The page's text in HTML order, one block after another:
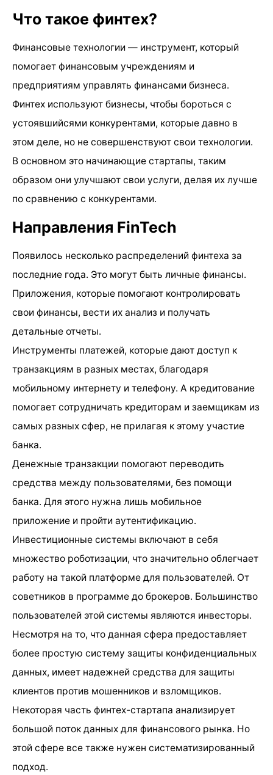
Что такое финтех?
Финансовые технологии — инструмент, который
помогает финансовым учреждениям и
предприятиям управлять финансами бизнеса.
Финтех используют бизнесы, чтобы бороться с
устоявшийсями конкурентами, которые давно в
этом деле, но не совершенствуют свои технологии.
В основном это начинающие стартапы, таким
образом они улучшают свои услуги, делая их лучше
по сравнению с конкурентами.
Направления FinTech
Появилось несколько распределений финтеха за
последние года. Это могут быть личные финансы.
Приложения, которые помогают контролировать
свои финансы, вести их анализ и получать
детальные отчеты.
Инструменты платежей, которые дают доступ к
транзакциям в разных местах, благодаря
мобильному интернету и телефону. А кредитование
помогает сотрудничать кредиторам и заемщикам из
самых разных сфер, не прилагая к этому участие
банка.
Денежные транзакции помогают переводить
средства между пользователями, без помощи
банка. Для этого нужна лишь мобильное
приложение и пройти аутентификацию.
Инвестиционные системы включают в себя
множество роботизации, что значительно облегчает
работу на такой платформе для пользователей. От
советников в программе до брокеров. Большинство
пользователей этой системы являются инвесторы.
Несмотря на то, что данная сфера предоставляет
более простую систему защиты конфиденциальных
данных, имеет надежней средства для защиты
клиентов против мошенников и взломщиков.
Некоторая часть финтех-стартапа анализирует
большой поток данных для финансового рынка. Но
этой сфере все также нужен систематизированный
подход.